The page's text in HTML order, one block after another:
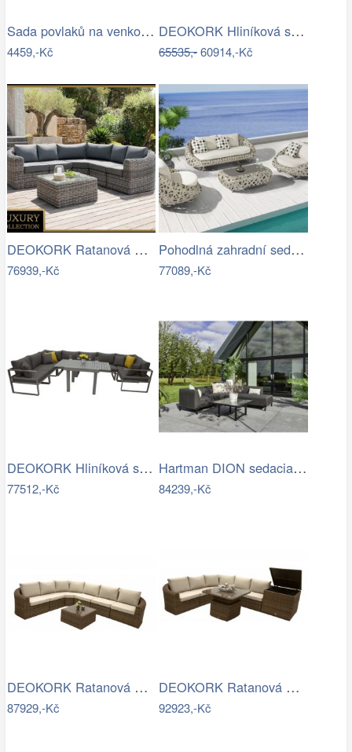
Sada povlaků na venkovní polštáře…
4459,-Kč
DEOKORK Hliníková sestava pro 7 osob…
65535,-60914,-Kč
DEOKORK Ratanová modulová sestava…
76939,-Kč
Pohodlná zahradní sedací souprava - IKT
77089,-Kč
DEOKORK Hliníková sestava jídelní pro 8…
77512,-Kč
Hartman DION sedacia súprava - Čierna…
84239,-Kč
DEOKORK Ratanová modulová sestava…
87929,-Kč
DEOKORK Ratanová modulová sestava…
92923,-Kč